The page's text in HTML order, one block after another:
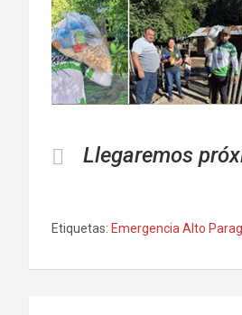
Llegaremos
Etiquetas: Emergencia Alto